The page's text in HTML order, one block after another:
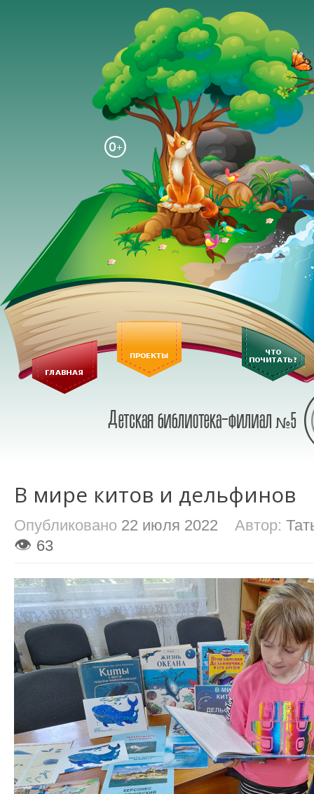
В мире китов и дельфинов
Опубликовано 22 июля 2022 Автор:
👁 63